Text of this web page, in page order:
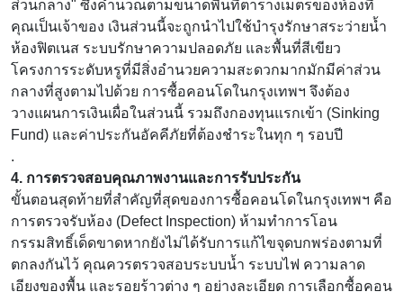
ส่วนกลาง" ซึ่งคำนวณตามขนาดพื้นที่ตารางเมตรของห้องที่
คุณเป็นเจ้าของ เงินส่วนนี้จะถูกนำไปใช้บำรุงรักษาสระว่ายน้ำ
ห้องฟิตเนส ระบบรักษาความปลอดภัย และพื้นที่สีเขียว
โครงการระดับหรูที่มีสิ่งอำนวยความสะดวกมากมักมีค่าส่วน
กลางที่สูงตามไปด้วย การซื้อคอนโดในกรุงเทพฯ จึงต้อง
วางแผนการเงินเผื่อในส่วนนี้ รวมถึงกองทุนแรกเข้า (Sinking
Fund) และค่าประกันอัคคีภัยที่ต้องชำระในทุก ๆ รอบปี
.
4. การตรวจสอบคุณภาพงานและการรับประกัน
ขั้นตอนสุดท้ายที่สำคัญที่สุดของการซื้อคอนโดในกรุงเทพฯ คือ
การตรวจรับห้อง (Defect Inspection) ห้ามทำการโอน
กรรมสิทธิ์เด็ดขาดหากยังไม่ได้รับการแก้ไขจุดบกพร่องตามที่
ตกลงกันไว้ คุณควรตรวจสอบระบบน้ำ ระบบไฟ ความลาด
เอียงของพื้น และรอยร้าวต่าง ๆ อย่างละเอียด การเลือกซื้อคอน